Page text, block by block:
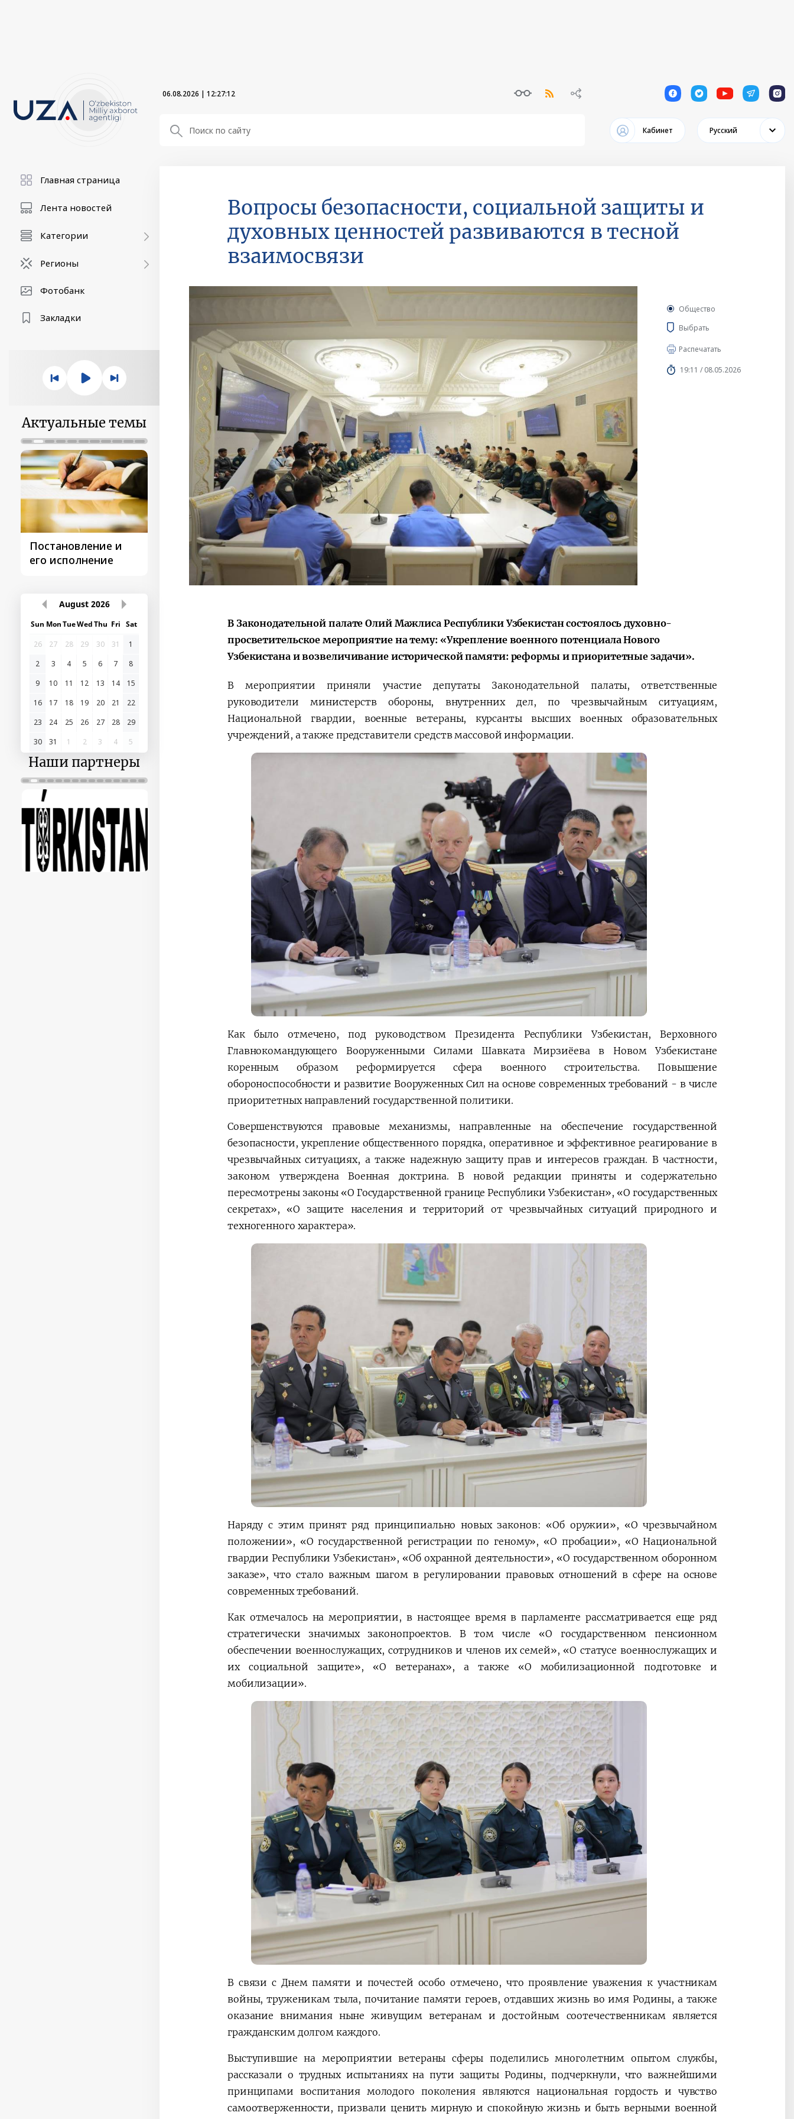
06.08.2026 | 12:27:14 1 1 1 1 1
Кабинет Русский
Главная страница
Лента новостей
Категории
Регионы
Фотобанк
Закладки
Актуальные темы
Постановление и
его исполнение
Поездки
Президента
Поручение
Президента – в
действии
Видеоселекторные
совещания под
председательством
Президента
Мирзиёева
После визита
Президента…
August 2026
Sun MonTueWedThu Fri Sat
26
27 28 29 30 31
1
2
3 4 5 6 7
8
9
10 11 12 13 14
15
16
17 18 19 20 21
22
23
24 25 26 27 28
29
30
31 1 2 3 4 5
Наши партнеры
Вопросы безопасности, социальной защиты и
духовных ценностей развиваются в тесной
взаимосвязи
Общество
Выбрать
Распечатать
19:11 / 08.05.2026
В Законодательной палате Олий Мажлиса Республики Узбекистан состоялось духовно-
просветительское мероприятие на тему: «Укрепление военного потенциала Нового
Узбекистана и возвеличивание исторической памяти: реформы и приоритетные задачи».
В мероприятии приняли участие депутаты Законодательной палаты, ответственные
руководители министерств обороны, внутренних дел, по чрезвычайным ситуациям,
Национальной гвардии, военные ветераны, курсанты высших военных образовательных
учреждений, а также представители средств массовой информации.
Как было отмечено, под руководством Президента Республики Узбекистан, Верховного
Главнокомандующего Вооруженными Силами Шавката Мирзиёева в Новом Узбекистане
коренным образом реформируется сфера военного строительства. Повышение
обороноспособности и развитие Вооруженных Сил на основе современных требований - в числе
приоритетных направлений государственной политики.
Совершенствуются правовые механизмы, направленные на обеспечение государственной
безопасности, укрепление общественного порядка, оперативное и эффективное реагирование в
чрезвычайных ситуациях, а также надежную защиту прав и интересов граждан. В частности,
законом утверждена Военная доктрина. В новой редакции приняты и содержательно
пересмотрены законы «О Государственной границе Республики Узбекистан», «О государственных
секретах», «О защите населения и территорий от чрезвычайных ситуаций природного и
техногенного характера».
Наряду с этим принят ряд принципиально новых законов: «Об оружии», «О чрезвычайном
положении», «О государственной регистрации по геному», «О пробации», «О Национальной
гвардии Республики Узбекистан», «Об охранной деятельности», «О государственном оборонном
заказе», что стало важным шагом в регулировании правовых отношений в сфере на основе
современных требований.
Как отмечалось на мероприятии, в настоящее время в парламенте рассматривается еще ряд
стратегически значимых законопроектов. В том числе «О государственном пенсионном
обеспечении военнослужащих, сотрудников и членов их семей», «О статусе военнослужащих и
их социальной защите», «О ветеранах», а также «О мобилизационной подготовке и
мобилизации».
В связи с Днем памяти и почестей особо отмечено, что проявление уважения к участникам
войны, труженикам тыла, почитание памяти героев, отдавших жизнь во имя Родины, а также
оказание внимания ныне живущим ветеранам и достойным соотечественникам является
гражданским долгом каждого.
Выступившие на мероприятии ветераны сферы поделились многолетним опытом службы,
рассказали о трудных испытаниях на пути защиты Родины, подчеркнули, что важнейшими
принципами воспитания молодого поколения являются национальная гордость и чувство
самоотверженности, призвали ценить мирную и спокойную жизнь и быть верными военной